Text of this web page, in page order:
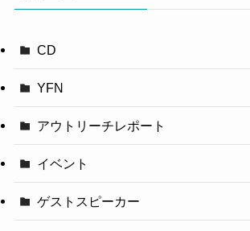
CD
YFN
アウトリーチレポート
イベント
ゲストスピーカー